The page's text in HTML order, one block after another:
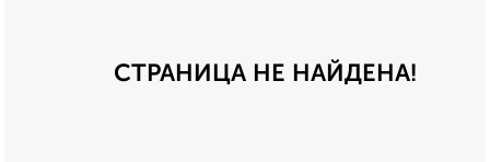
СТРАНИЦА НЕ НАЙДЕНА!